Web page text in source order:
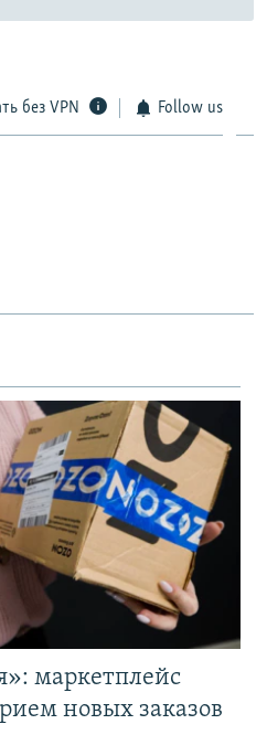
без VPN Follow us
маркетплейс
новых заказов